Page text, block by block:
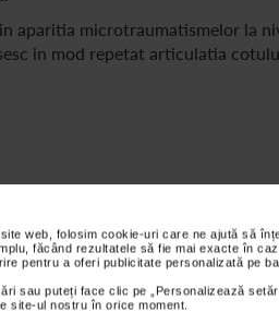
web, folosim cookie-uri care ne ajută să
făcând rezultatele să fie mai exacte în
pentru a oferi publicitate personalizată pe
sau puteți face clic pe „Personalizează
site-ul nostru în orice moment.
aparitia microtraumatismelor la
in mod repetat articulatia
decat cea cu localizare
ce se intensifica o data cu
sau incheietura mainii,
ce apar la mobilizarea oaselor,